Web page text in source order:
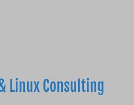
Linux Consulting